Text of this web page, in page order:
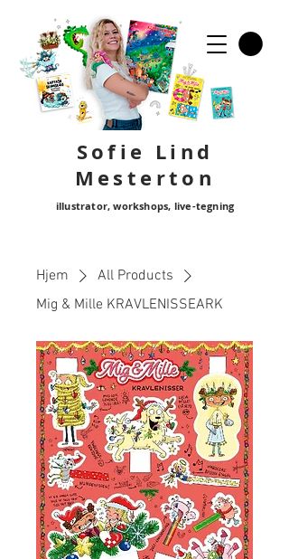
Sofie Lind
Mesterton
illustrator, workshops, live-tegning
Hjem
All Products
Mig & Mille KRAVLENISSEARK